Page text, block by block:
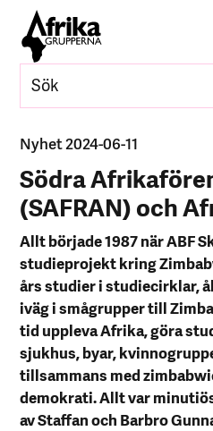
Nyhet 2024-06-11
Södra
(SAFRAN) och
Allt började 1987 när ABF
studieprojekt kring
års studier i studiecirklar,
iväg i smågrupper till
tid uppleva Afrika, göra
sjukhus, byar,
tillsammans med
demokrati. Allt var
av Staffan och Barbro